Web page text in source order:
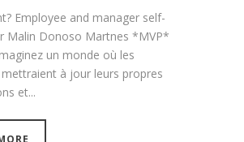
Employee and manager self-
Malin Donoso Martnes *MVP*
un monde où les
à jour leurs propres
et...